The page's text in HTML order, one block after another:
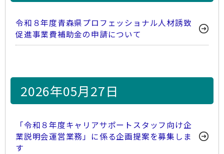
令和８年度青森県プロフェッショナル人材誘致
促進事業費補助金の申請について
2026年05月27日
「令和８年度キャリアサポートスタッフ向け企
業説明会運営業務」に係る企画提案を募集しま
す